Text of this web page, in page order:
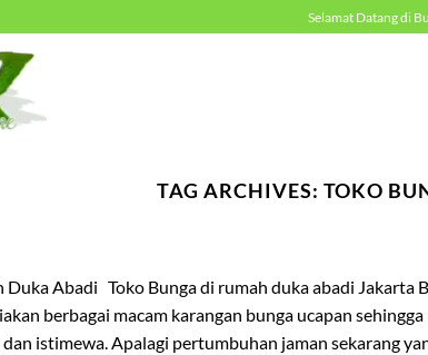
Selamat Datang di
TAG ARCHIVES: TOKO
Duka Abadi Toko Bunga di rumah duka abadi Jakarta
berbagai macam karangan bunga ucapan
istimewa. Apalagi pertumbuhan jaman sekarang